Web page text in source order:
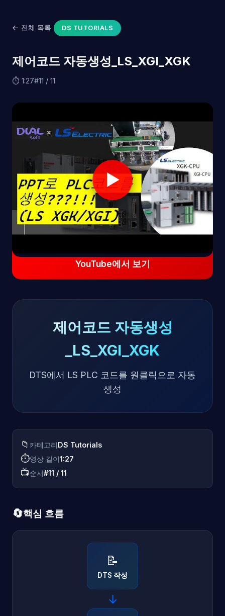
← 전체 목록 DS TUTORIALS
제어코드 자동생성_LS_XGI_XGK
⏱ 1:27#11 / 11
▶
YouTube에서 보기
제어코드 자동생성
_LS_XGI_XGK
DTS에서 LS PLC 코드를 원클릭으로 자동
생성
📁 카테고리DS Tutorials
⏱️영상 길이1:27
📺순서#11 / 11
🔄핵심 흐름
📝
DTS 작성
→